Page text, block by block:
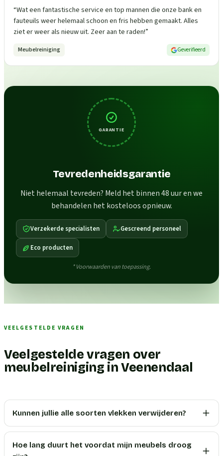
“Wat een fantastische service en top mannen die onze bank en
fauteuils weer helemaal schoon en fris hebben gemaakt. Alles
ziet er weer als nieuw uit. Zeer aan te raden!”
Meubelreiniging Geverifieerd
GARANTIE
Tevredenheidsgarantie
Niet helemaal tevreden? Meld het binnen 48 uur en we
behandelen het kosteloos opnieuw.
Verzekerde specialisten Gescreend personeel
Eco producten
* Voorwaarden van toepassing.
VEELGESTELDE VRAGEN
Veelgestelde vragen over
meubelreiniging in Veenendaal
Kunnen jullie alle soorten vlekken verwijderen?
Hoe lang duurt het voordat mijn meubels droog